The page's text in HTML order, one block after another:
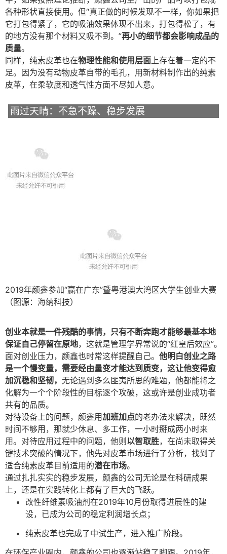
各种形状直接使用。但“真正做的时候发现不一样，你如果把
它打包得紧了，它的吸油效果体现不出来，打包得松了，有
的地方没有那个材料又吸不到。”再小的细节都会影响成品的
质量。
同样，纯素皮革也在物理性能和使用层面 上存在着一定的不
足。因为没有动物皮革自带的毛孔，用新材料制作出的纯素
皮革，在柔软度和透气性方面不尽如人意。
雨过天晴：不急不躁、稳步发展
2019年颜鑫参加“赢在广东”暨粤港澳大湾区大学生创业大赛
（图源：海纳科技）
创业本就是一件残酷的事情，只有不断奔跑才能够最基本地
保证自己停留在原地，这就是管理学界常说的“红皇后效应”。
面对创业压力，颜鑫也时常这样提醒自己。 他明白创业之路
是一个慢变量，需要经由量变才能达到质变，这让他变得愈
加沉稳和坚韧， 无论遇到多么匪夷所思的难题，他都能将之
化解为一个个阶段性的目标逐个攻破，这或许是创业成功者
共有的品质。
对待设备上的问题，颜鑫用加班加点的老办法来解决，既然
时间不够用，那就少休息、多工作，一小时掰成两小时来
用。对待应用过程中的问题，他则以智取胜，在尚未取得关
键技术突破的情况下，他先对皮革市场进行了分析，找到了
适合纯素皮革目前适用的潜在市场。
通过扎扎实实的稳步发展，颜鑫的公司无论是在科研成果
上，还是在实践转化上都有了巨大的飞跃。
改性纤维素吸油剂在2019年10月份取得进展性的建
设，已成为公司的稳定利润增长点；
纯素皮革也完成了中试生产，进入推广阶段。